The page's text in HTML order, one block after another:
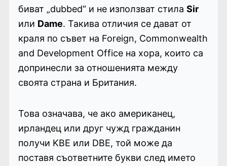
биват „dubbed“ и не използват стила Sir
или Dame. Такива отличия се дават от
краля по съвет на Foreign, Commonwealth
and Development Office на хора, които са
допринесли за отношенията между
своята страна и Британия.
Това означава, че ако американец,
ирландец или друг чужд гражданин
получи KBE или DBE, той може да
поставя съответните букви след името